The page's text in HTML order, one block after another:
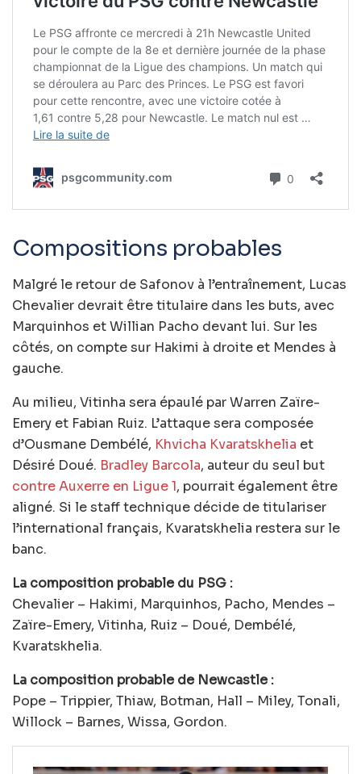
Compositions probables
Malgré le retour de Safonov à l’entraînement, Lucas
Chevalier devrait être titulaire dans les buts, avec
Marquinhos et Willian Pacho devant lui. Sur les
côtés, on compte sur Hakimi à droite et Mendes à
gauche.
Au milieu, Vitinha sera épaulé par Warren Zaïre-
Emery et Fabian Ruiz. L’attaque sera composée
d’Ousmane Dembélé, Khvicha Kvaratskhelia et
Désiré Doué. Bradley Barcola, auteur du seul but
contre Auxerre en Ligue 1, pourrait également être
aligné. Si le staff technique décide de titulariser
l’international français, Kvaratskhelia restera sur le
banc.
La composition probable du PSG :
Chevalier – Hakimi, Marquinhos, Pacho, Mendes –
Zaïre-Emery, Vitinha, Ruiz – Doué, Dembélé,
Kvaratskhelia.
La composition probable de Newcastle :
Pope – Trippier, Thiaw, Botman, Hall – Miley, Tonali,
Willock – Barnes, Wissa, Gordon.